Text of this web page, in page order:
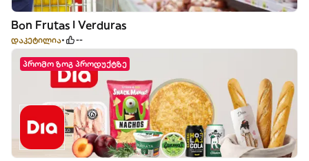
Bon Frutas I Verduras
დაკეტილია --
პრომო ზოგ პროდუქტზე